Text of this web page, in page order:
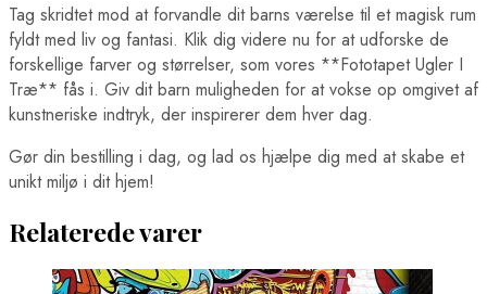
Tag skridtet mod at forvandle dit barns værelse til et magisk rum
fyldt med liv og fantasi. Klik dig videre nu for at udforske de
forskellige farver og størrelser, som vores **Fototapet Ugler I
Træ** fås i. Giv dit barn muligheden for at vokse op omgivet af
kunstneriske indtryk, der inspirerer dem hver dag.
Gør din bestilling i dag, og lad os hjælpe dig med at skabe et
unikt miljø i dit hjem!
Relaterede varer